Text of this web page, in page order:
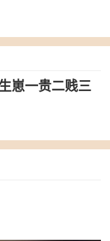
崽一贵二贱三